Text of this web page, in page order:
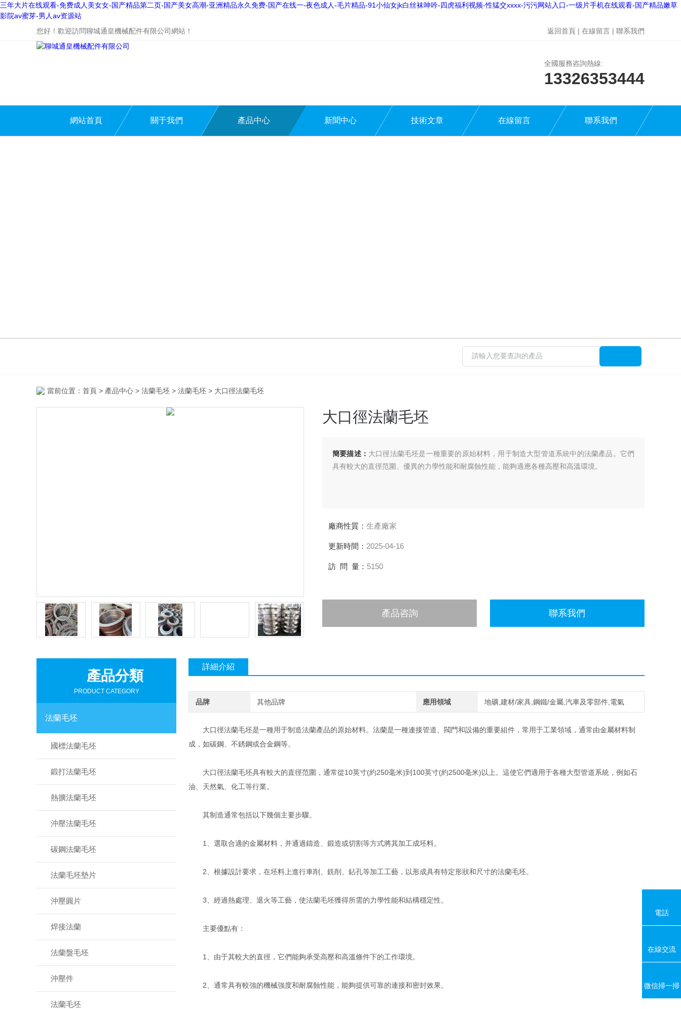
三年大片在线观看-免费成人美女女-国产精品第二页-国产美女高潮-亚洲精品永久免费-国产在线一-夜色成人-毛片精品-91小仙女jk白丝袜呻吟-四虎福利视频-性猛交xxxx-污污网站入口-一级片手机在线观看-国产精品嫩草
影院av蜜芽-男人av资源站
您好！歡迎訪問聊城通皇機械配件有限公司網站！
返回首頁 | 在線留言 | 聯系我們
全國服務咨詢熱線:
13326353444
網站首頁 關于我們 產品中心 新聞中心 技術文章 在線留言 聯系我們
當前位置： 首頁 > 產品中心 > 法蘭毛坯 > 法蘭毛坯 > 大口徑法蘭毛坯
大口徑法蘭毛坯
簡要描述： 大口徑法蘭毛坯是一種重要的原始材料，用于制造大型管道系統中的法蘭產品。它們
具有較大的直徑范圍、優異的力學性能和耐腐蝕性能，能夠適應各種高壓和高溫環境。
廠商性質： 生產廠家
更新時間： 2025-04-16
訪 問 量： 5150
產品咨詢 聯系我們
產品分類
PRODUCT CATEGORY
法蘭毛坯
國標法蘭毛坯
鍛打法蘭毛坯
熱擴法蘭毛坯
沖壓法蘭毛坯
碳鋼法蘭毛坯
法蘭毛坯墊片
沖壓圓片
焊接法蘭
法蘭盤毛坯
沖壓件
法蘭毛坯
詳細介紹
品牌 其他品牌 應用領域 地礦,建材/家具,鋼鐵/金屬,汽車及零部件,電氣
大口徑法蘭毛坯是一種用于制造法蘭產品的原始材料。法蘭是一種連接管道、閥門和設備的重要組件，常用于工業領域，通常由金屬材料制
成，如碳鋼、不銹鋼或合金鋼等。
大口徑法蘭毛坯具有較大的直徑范圍，通常從10英寸(約250毫米)到100英寸(約2500毫米)以上。這使它們適用于各種大型管道系統，例如石
油、天然氣、化工等行業。
其制造通常包括以下幾個主要步驟。
1、選取合適的金屬材料，并通過鑄造、鍛造或切割等方式將其加工成坯料。
2、根據設計要求，在坯料上進行車削、銑削、鉆孔等加工工藝，以形成具有特定形狀和尺寸的法蘭毛坯。
3、經過熱處理、退火等工藝，使法蘭毛坯獲得所需的力學性能和結構穩定性。
主要優點有：
1、由于其較大的直徑，它們能夠承受高壓和高溫條件下的工作環境。
2、通常具有較強的機械強度和耐腐蝕性能，能夠提供可靠的連接和密封效果。
電話
在線交流
微信掃一掃